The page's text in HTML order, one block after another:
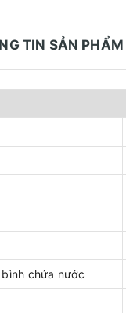
TIN SẢN PHẨM
chứa nước